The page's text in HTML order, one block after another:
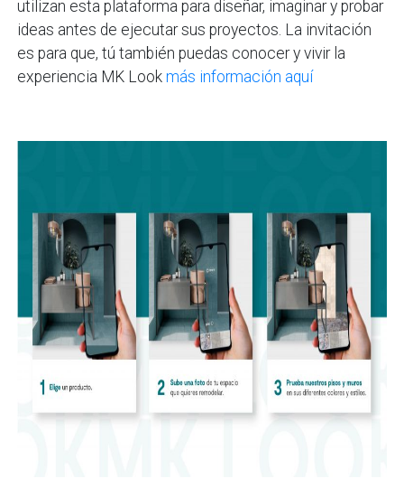
utilizan esta plataforma para diseñar, imaginar y probar
ideas antes de ejecutar sus proyectos. La invitación
es para que, tú también puedas conocer y vivir la
experiencia MK Lookmás información aquí